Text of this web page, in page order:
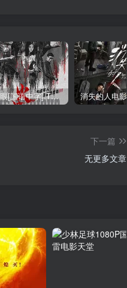
火遮眼[国语中字].The.Furious.2026.1080p+2160p高清下载
下一篇
无更多文章